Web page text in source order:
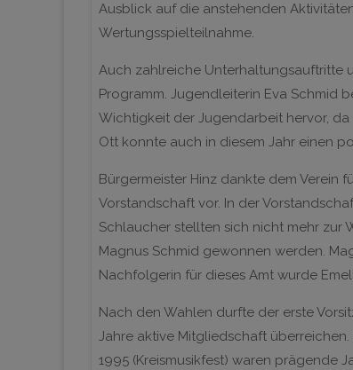
Ausblick auf die anstehenden
Wertungsspielteilnahme.
Auch zahlreiche Unterhaltungsauftritte
Programm. Jugendleiterin Eva Schmid
Wichtigkeit der Jugendarbeit hervor, da
Ott konnte auch in diesem Jahr einen
Bürgermeister Hinz dankte dem Verein
Vorstandschaft vor. In der
Schlaucher stellten sich nicht mehr zur
Magnus Schmid gewonnen werden.
Nachfolgerin für dieses Amt wurde
Nach den Wahlen durfte der erste
Jahre aktive Mitgliedschaft überreichen.
1995 (Kreismusikfest) waren prägende